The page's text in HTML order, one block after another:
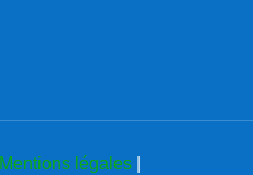
Mentions légales